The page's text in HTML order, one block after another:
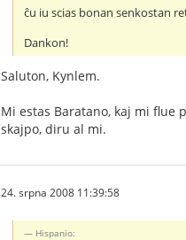
ĉu iu scias bonan senkostan
Dankon!
Saluton, Kynlem.
Mi estas Baratano, kaj mi
skajpo, diru al mi.
24. srpna 2008 11:39:58
Hispanio: